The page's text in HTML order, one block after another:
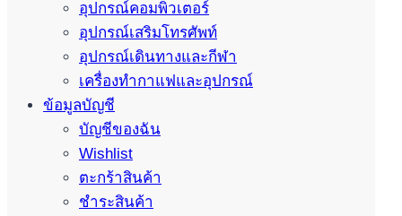
อุปกรณ์คอมพิวเตอร์
อุปกรณ์เสริมโทรศัพท์
อุปกรณ์เดินทางและกีฬา
เครื่องทำกาแฟและอุปกรณ์
ข้อมูลบัญชี
บัญชีของฉัน
Wishlist
ตะกร้าสินค้า
ชำระสินค้า